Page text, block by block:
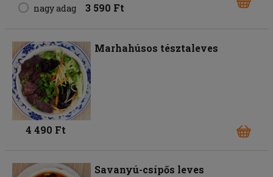
nagy adag 3 590 Ft
Marhahúsos tésztaleves
4 490 Ft
Savanyú-csípős leves